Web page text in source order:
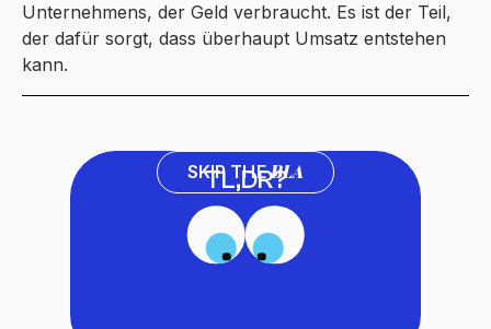
Unternehmens, der Geld verbraucht. Es ist der Teil,
der dafür sorgt, dass überhaupt Umsatz entstehen
kann.
SKIP THEBLA
TL,DR?